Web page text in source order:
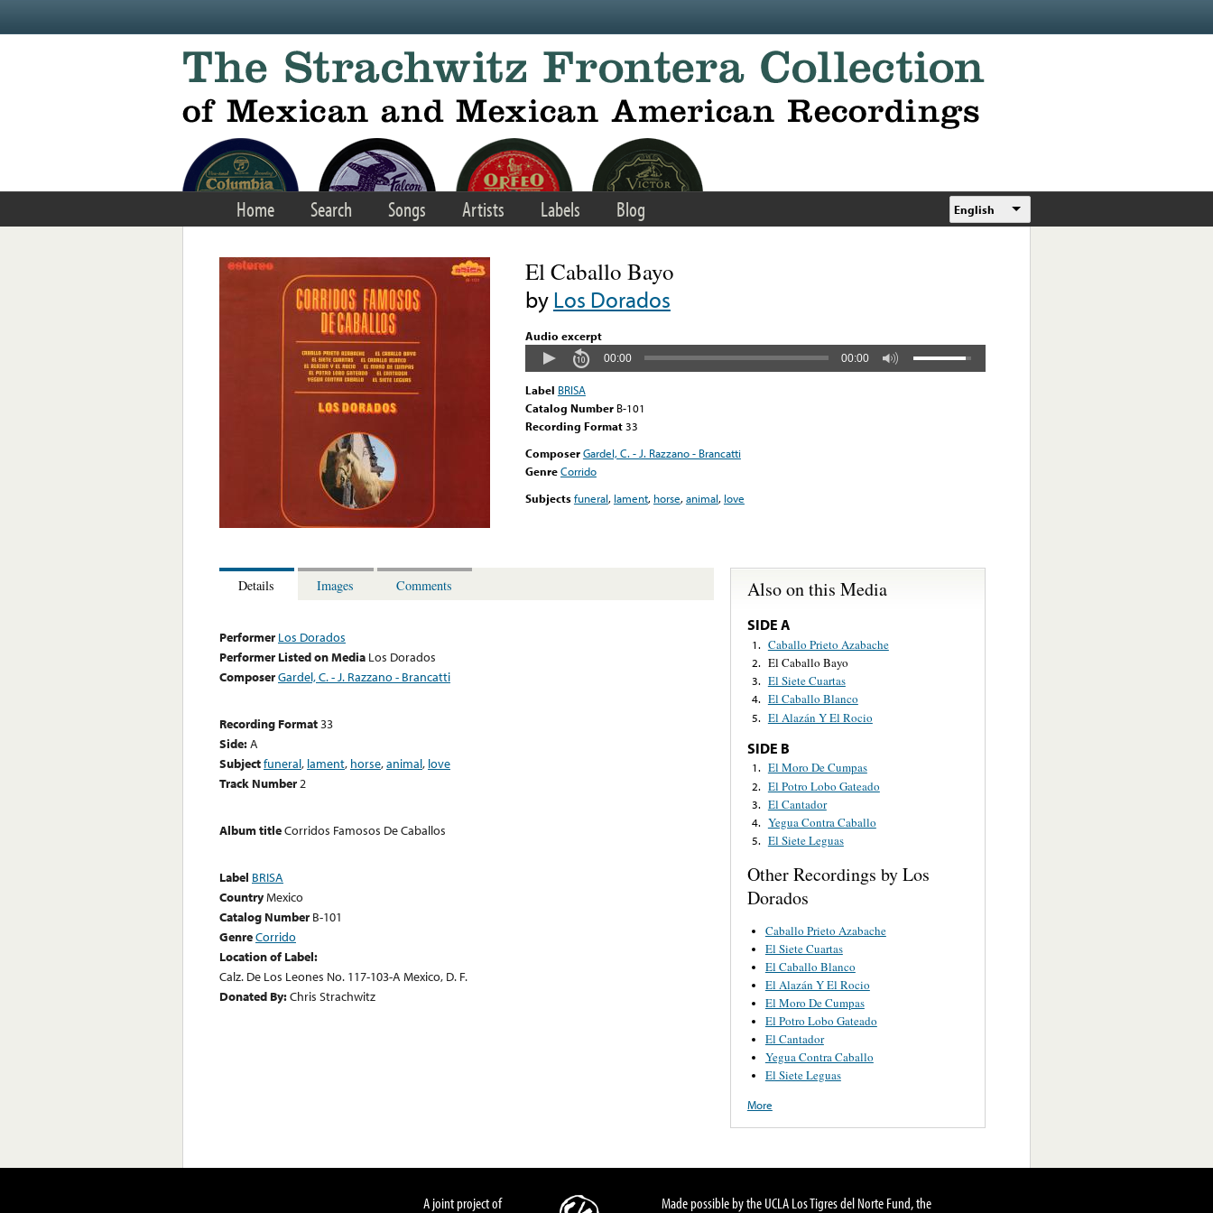
Home Search Songs Artists Labels Blog English
El Caballo Bayo
byLos Dorados
Audio excerpt
00:00 00:00
Label BRISA
Catalog Number B-101
Recording Format33
ComposerGardel, C. - J. Razzano - Brancatti
GenreCorrido
Subjectsfuneral, lament, horse,animal, love
Details Images Comments
Performer Los Dorados
Performer Listed on Media Los Dorados
ComposerGardel, C. - J. Razzano - Brancatti
Recording Format33
Side:A
Subjectfuneral, lament, horse,animal, love
Track Number2
Album titleCorridos Famosos De Caballos
Label BRISA
CountryMexico
Catalog Number B-101
GenreCorrido
Location of Label:
Calz. De Los Leones No. 117-103-A Mexico, D. F.
Donated By:Chris Strachwitz
Also on this Media
SIDE A
1. Caballo Prieto Azabache
2. El Caballo Bayo
3. El Siete Cuartas
4. El Caballo Blanco
5. El Alazán Y El Rocio
SIDE B
1. El Moro De Cumpas
2. El Potro Lobo Gateado
3. El Cantador
4. Yegua Contra Caballo
5. El Siete Leguas
Other Recordings by Los
Dorados
Caballo Prieto Azabache
El Siete Cuartas
El Caballo Blanco
El Alazán Y El Rocio
El Moro De Cumpas
El Potro Lobo Gateado
El Cantador
Yegua Contra Caballo
El Siete Leguas
More
A joint project of Made possible by the UCLA Los Tigres del Norte Fund, the